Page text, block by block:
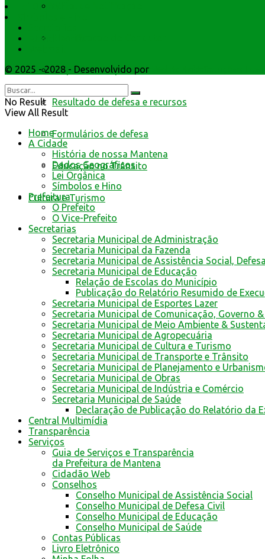
Requerimento para Cartão de Autista
Resultado de defesa e recursos
Formulários de defesa
Educação no Trânsito
Cultura e Turismo
Lei Orgânica
Atendimento
© 2025 - 2028 - Desenvolvido por
No Result
View All Result
Home
A Cidade
História de nossa Mantena
Dados Geográficos
Lei Orgânica
Símbolos e Hino
Prefeitura
O Prefeito
O Vice-Prefeito
Secretarias
Secretaria Municipal de Administração
Secretaria Municipal da Fazenda
Secretaria Municipal de Assistência Social,
Secretaria Municipal de Educação
Relação de Escolas do Município
Publicação do Relatório Resumido de
Secretaria Municipal de Esportes Lazer
Secretaria Municipal de Comunicação, Governo
Secretaria Municipal de Meio Ambiente &
Secretaria Municipal de Agropecuária
Secretaria Municipal de Cultura e Turismo
Secretaria Municipal de Transporte e Trânsito
Secretaria Municipal de Planejamento e
Secretaria Municipal de Obras
Secretaria Municipal de Indústria e Comércio
Secretaria Municipal de Saúde
Declaração de Publicação do Relatório da
Central Multimídia
Transparência
Serviços
Guia de Serviços e Transparência
da Prefeitura de Mantena
Cidadão Web
Conselhos
Conselho Municipal de Assistência Social
Conselho Municipal de Defesa Civil
Conselho Municipal de Educação
Conselho Municipal de Saúde
Contas Públicas
Livro Eletrônico